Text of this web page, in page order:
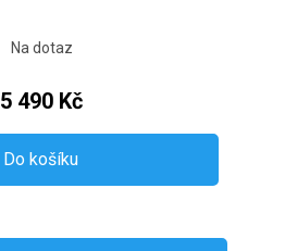
Na dotaz
5 490 Kč
Do košíku